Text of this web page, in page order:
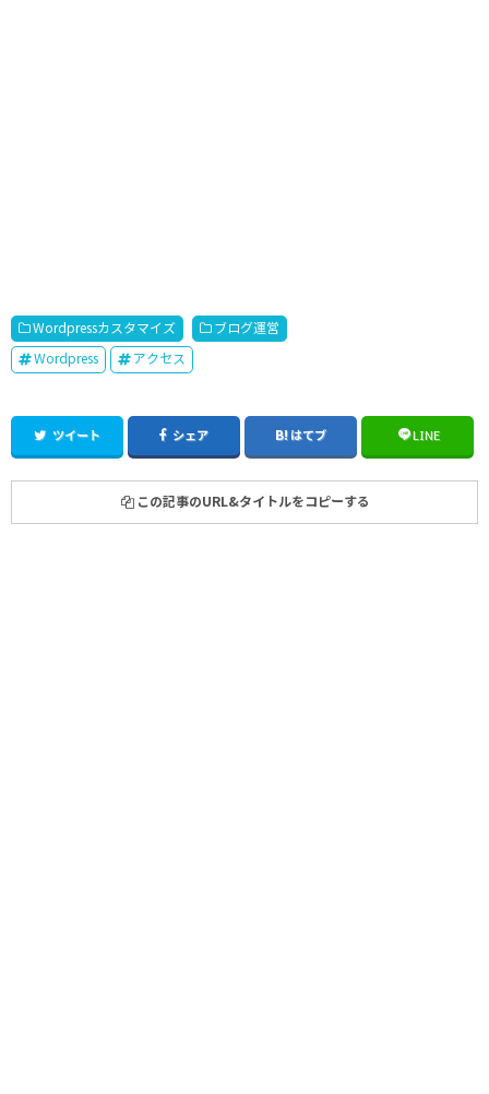
Wordpressカスタマイズ
ブログ運営
Wordpress
アクセス
ツイート シェア はてブ LINE
この記事のURL&タイトルをコピーする